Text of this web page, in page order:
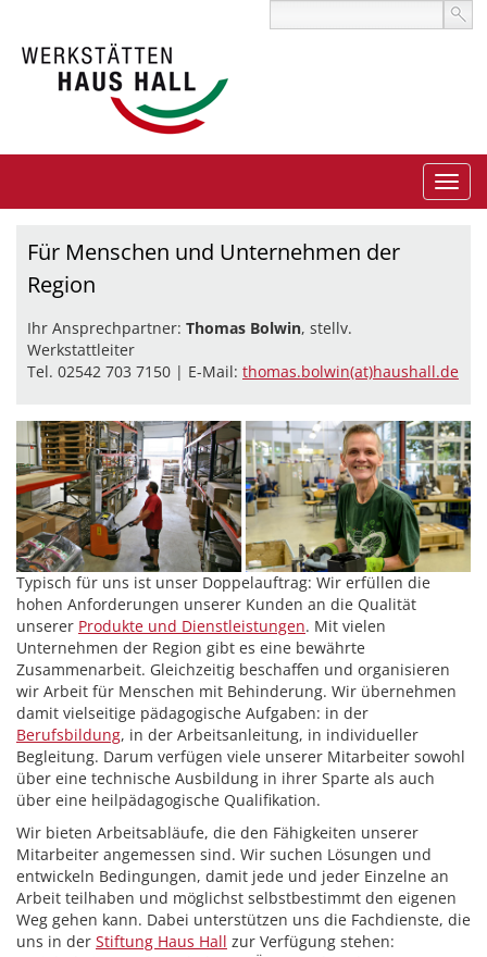
Für Menschen und Unternehmen der
Region
Ihr Ansprechpartner: Thomas Bolwin, stellv.
Werkstattleiter
Tel. 02542 703 7150 | E-Mail: thomas.bolwin(at)haushall.de
Typisch für uns ist unser Doppelauftrag: Wir erfüllen die
hohen Anforderungen unserer Kunden an die Qualität
unserer Produkte und Dienstleistungen. Mit vielen
Unternehmen der Region gibt es eine bewährte
Zusammenarbeit. Gleichzeitig beschaffen und organisieren
wir Arbeit für Menschen mit Behinderung. Wir übernehmen
damit vielseitige pädagogische Aufgaben: in der
Berufsbildung, in der Arbeitsanleitung, in individueller
Begleitung. Darum verfügen viele unserer Mitarbeiter sowohl
über eine technische Ausbildung in ihrer Sparte als auch
über eine heilpädagogische Qualifikation.
Wir bieten Arbeitsabläufe, die den Fähigkeiten unserer
Mitarbeiter angemessen sind. Wir suchen Lösungen und
entwickeln Bedingungen, damit jede und jeder Einzelne an
Arbeit teilhaben und möglichst selbstbestimmt den eigenen
Weg gehen kann. Dabei unterstützen uns die Fachdienste, die
uns in der Stiftung Haus Hall zur Verfügung stehen: